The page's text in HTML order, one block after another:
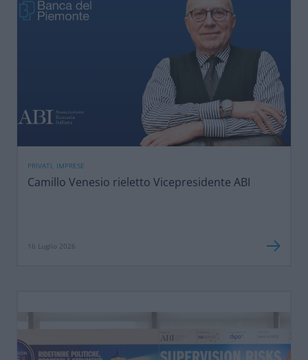
PRIVATI, IMPRESE
Camillo Venesio rieletto Vicepresidente ABI
16 Luglio 2026